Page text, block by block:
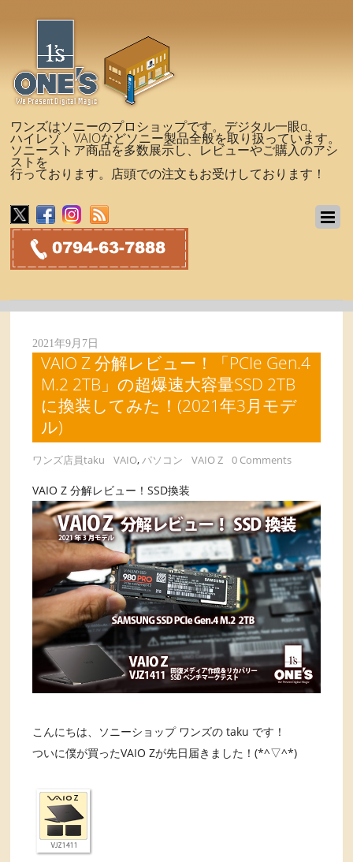
ワンズはソニーのプロショップです。デジタル一眼α、
ハイレゾ、VAIOなどソニー製品全般を取り扱っています。
ソニーストア商品を多数展示し、レビューやご購入のアシ
ストを
行っております。店頭での注文もお受けしております！
2021年9月7日
VAIO Z 分解レビュー！「PCIe Gen.4
M.2 2TB」の超爆速大容量SSD 2TB
に換装してみた！(2021年3月モデ
ル)
ワンズ店員taku VAIO,パソコン VAIO Z 0 Comments
VAIO Z 分解レビュー！SSD換装
こんにちは、ソニーショップ ワンズの taku です！
ついに僕が買ったVAIO Zが先日届きました！(*^▽^*)